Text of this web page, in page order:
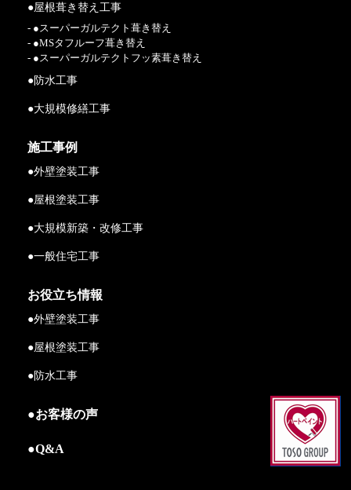
●屋根葺き替え工事
- ●スーパーガルテクト葺き替え
- ●MSタフルーフ葺き替え
- ●スーパーガルテクトフッ素葺き替え
●防水工事
●大規模修繕工事
施工事例
●外壁塗装工事
●屋根塗装工事
●大規模新築・改修工事
●一般住宅工事
お役立ち情報
●外壁塗装工事
●屋根塗装工事
●防水工事
●お客様の声
●Q&A